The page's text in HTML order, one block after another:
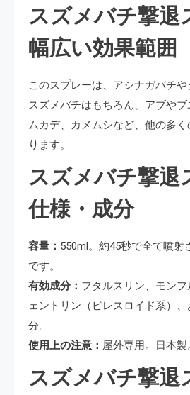
スズメバチ撃退
幅広い効果範囲
このスプレーは、アシナガバチ
スズメバチはもちろん、アブやブ
ムカデ、カメムシなど、他の多
ります。
スズメバチ撃退
仕様・成分
容量： 550ml。約45秒で全て噴射
です。
有効成分： フタルスリン、モン
ェントリン（ピレスロイド系）
分。
使用上の注意： 屋外専用。日本製
スズメバチ撃退